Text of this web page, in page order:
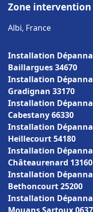
Zone intervention
Albi, France
Installation
Baillargues 34670
Installation
Gradignan 33170
Installation
Cabestany 66330
Installation
Heillecourt 54180
Installation
Châteaurenard 13160
Installation
Bethoncourt 25200
Installation